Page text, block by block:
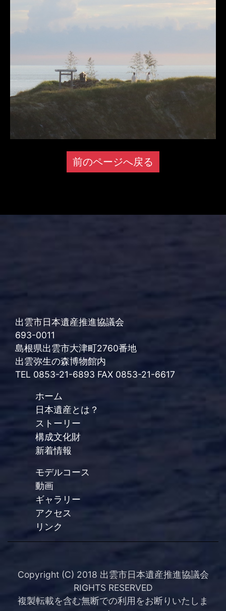
前のページへ戻る
出雲市日本遺産推進協議会
693-0011
島根県出雲市大津町2760番地
出雲弥生の森博物館内
TEL 0853-21-6893 FAX 0853-21-6617
ホーム
日本遺産とは？
ストーリー
構成文化財
新着情報
モデルコース
動画
ギャラリー
アクセス
リンク
Copyright (C) 2018 出雲市日本遺産推進協議会
RIGHTS RESERVED
複製転載を含む無断での利用をお断りいたしま